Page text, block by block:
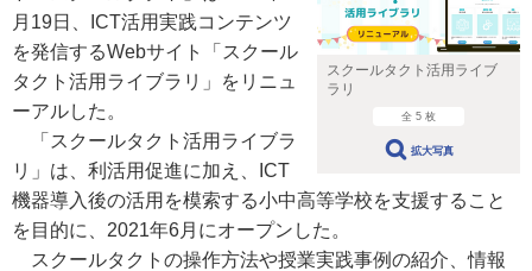
スクールタクト活用ライブ
ラリ
全 5 枚
拡大写真
月19日、ICT活用実践コンテンツ
を発信するWebサイト「スクール
タクト活用ライブラリ」をリニュ
ーアルした。
「スクールタクト活用ライブラ
リ」は、利活用促進に加え、ICT
機器導入後の活用を模索する小中高等学校を支援すること
を目的に、2021年6月にオープンした。
スクールタクトの操作方法や授業実践事例の紹介、情報